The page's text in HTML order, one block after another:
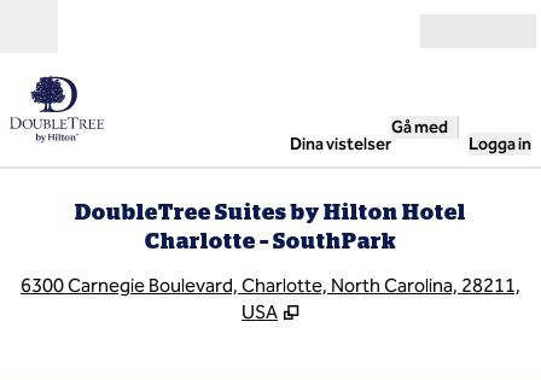
Dina vistelser
Gå med
Logga in
DoubleTree Suites by Hilton Hotel
Charlotte – SouthPark
6300 Carnegie Boulevard, Charlotte, North Carolina, 28211,
USA